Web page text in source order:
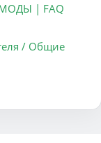
МОДЫ | FAQ
/ Общие